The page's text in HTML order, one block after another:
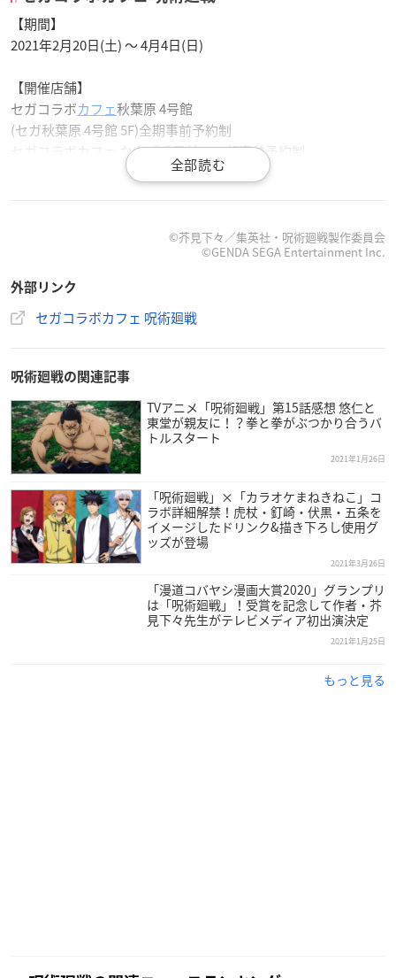
【期間】
2021年2月20日(土) ～ 4月4日(日)
【開催店舗】
セガコラボカフェ秋葉原 4号館
(セガ秋葉原 4号館 5F)全期事前予約制
セガコラボカフェ なんば千日前 一部事前予約制
第2弾：2021年3月6日(土)～3月19日(金)
第3弾：2021年3月20日(土・祝)～4月4日(日)
※セガコラボカフェ秋葉原 4号館では全期間事前予約制となり
ます。
※セガコラボカフェなんば千日前では一部事前予約制、それ以
ございます。あらかじめご了承ください。
※期間によってメニュー内容・コースターデザインの変更が予
定されています。
※詳しくは、セガコラボカフェ公式サイトにて随時公開されま
す。
©芥見下々／集英社・呪術廻戦製作委員会
©GENDA SEGA Entertainment Inc.
外部リンク
セガコラボカフェ 呪術廻戦
呪術廻戦の関連記事
TVアニメ「呪術廻戦」第15話感想 悠仁と
東堂が親友に！？拳と拳がぶつかり合うバ
トルスタート
2021年1月26日
「呪術廻戦」×「カラオケまねきねこ」コ
ラボ詳細解禁！虎杖・釘崎・伏黒・五条を
イメージしたドリンク&描き下ろし使用グ
ッズが登場
2021年3月26日
「漫道コバヤシ漫画大賞2020」グランプリ
は「呪術廻戦」！受賞を記念して作者・芥
見下々先生がテレビメディア初出演決定
2021年1月25日
もっと見る